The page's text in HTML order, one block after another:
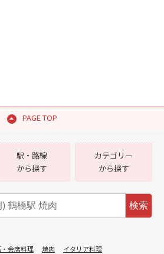
PAGE TOP
駅・路線
から探す
カテゴリー
から探す
検索
会席料理 焼肉
イタリア料理